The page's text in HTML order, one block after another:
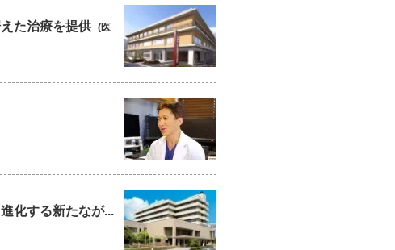
た治療を提供 (医
化する新たなが...